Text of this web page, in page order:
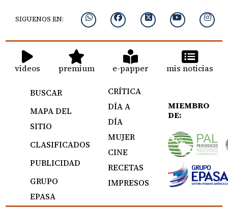
SIGUENOS EN:
videos premium e-papper mis noticias
BUSCAR
MAPA DEL
SITIO
CLASIFICADOS
PUBLICIDAD
GRUPO
EPASA
CRÍTICA
DÍA A
DÍA
MUJER
CINE
RECETAS
IMPRESOS
MIEMBRO
DE: